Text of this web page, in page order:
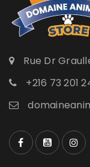
Rue Dr
+216 73 201